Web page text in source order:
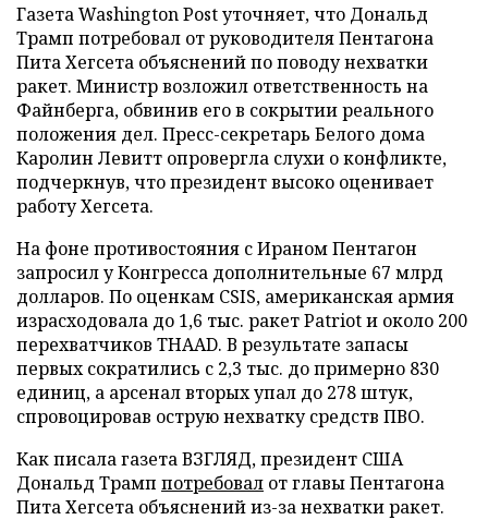
Газета Washington Post уточняет, что Дональд
Трамп потребовал от руководителя Пентагона
Пита Хегсета объяснений по поводу нехватки
ракет. Министр возложил ответственность на
Файнберга, обвинив его в сокрытии реального
положения дел. Пресс-секретарь Белого дома
Каролин Левитт опровергла слухи о конфликте,
подчеркнув, что президент высоко оценивает
работу Хегсета.
На фоне противостояния с Ираном Пентагон
запросил у Конгресса дополнительные 67 млрд
долларов. По оценкам CSIS, американская армия
израсходовала до 1,6 тыс. ракет Patriot и около 200
перехватчиков THAAD. В результате запасы
первых сократились с 2,3 тыс. до примерно 830
единиц, а арсенал вторых упал до 278 штук,
спровоцировав острую нехватку средств ПВО.
Как писала газета ВЗГЛЯД, президент США
Дональд Трамп потребовал от главы Пентагона
Пита Хегсета объяснений из-за нехватки ракет.